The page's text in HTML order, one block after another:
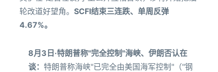
轮改道好望角。 SCFI结束三连跌、单周反弹
4.67%。
8月3日·特朗普称"完全控制"海峡、伊朗否认在
谈： 特朗普称海峡"已完全由美国海军控制"（"钢